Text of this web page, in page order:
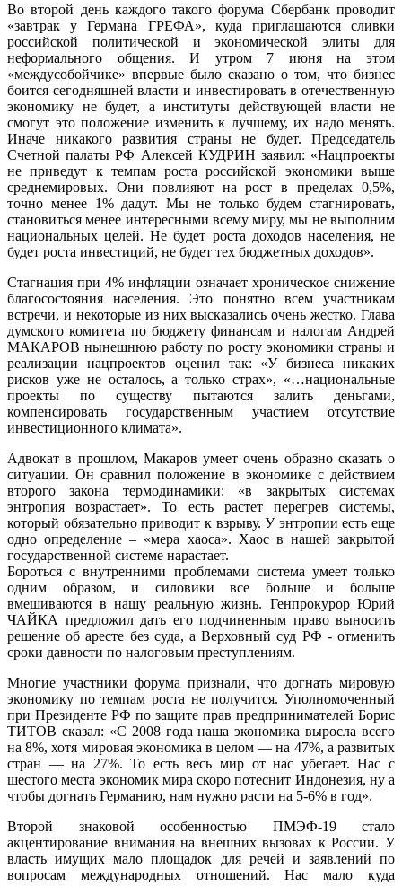
Во второй день каждого такого форума Сбербанк проводит
«завтрак у Германа ГРЕФА», куда приглашаются сливки
российской политической и экономической элиты для
неформального общения. И утром 7 июня на этом
«междусобойчике» впервые было сказано о том, что бизнес
боится сегодняшней власти и инвестировать в отечественную
экономику не будет, а институты действующей власти не
смогут это положение изменить к лучшему, их надо менять.
Иначе никакого развития страны не будет. Председатель
Счетной палаты РФ Алексей КУДРИН заявил: «Нацпроекты
не приведут к темпам роста российской экономики выше
среднемировых. Они повлияют на рост в пределах 0,5%,
точно менее 1% дадут. Мы не только будем стагнировать,
становиться менее интересными всему миру, мы не выполним
национальных целей. Не будет роста доходов населения, не
будет роста инвестиций, не будет тех бюджетных доходов».
Стагнация при 4% инфляции означает хроническое снижение
благосостояния населения. Это понятно всем участникам
встречи, и некоторые из них высказались очень жестко. Глава
думского комитета по бюджету финансам и налогам Андрей
МАКАРОВ нынешнюю работу по росту экономики страны и
реализации нацпроектов оценил так: «У бизнеса никаких
рисков уже не осталось, а только страх», «…национальные
проекты по существу пытаются залить деньгами,
компенсировать государственным участием отсутствие
инвестиционного климата».
Адвокат в прошлом, Макаров умеет очень образно сказать о
ситуации. Он сравнил положение в экономике с действием
второго закона термодинамики: «в закрытых системах
энтропия возрастает». То есть растет перегрев системы,
который обязательно приводит к взрыву. У энтропии есть еще
одно определение – «мера хаоса». Хаос в нашей закрытой
государственной системе нарастает.
Бороться с внутренними проблемами система умеет только
одним образом, и силовики все больше и больше
вмешиваются в нашу реальную жизнь. Генпрокурор Юрий
ЧАЙКА предложил дать его подчиненным право выносить
решение об аресте без суда, а Верховный суд РФ - отменить
сроки давности по налоговым преступлениям.
Многие участники форума признали, что догнать мировую
экономику по темпам роста не получится. Уполномоченный
при Президенте РФ по защите прав предпринимателей Борис
ТИТОВ сказал: «С 2008 года наша экономика выросла всего
на 8%, хотя мировая экономика в целом — на 47%, а развитых
стран — на 27%. То есть весь мир от нас убегает. Нас с
шестого места экономик мира скоро потеснит Индонезия, ну а
чтобы догнать Германию, нам нужно расти на 5-6% в год».
Второй знаковой особенностью ПМЭФ-19 стало
акцентирование внимания на внешних вызовах к России. У
власть имущих мало площадок для речей и заявлений по
вопросам международных отношений. Нас мало куда